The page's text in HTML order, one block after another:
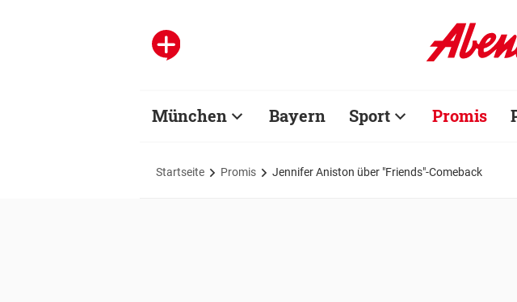
München Bayern Sport Promis
Startseite Promis Jennifer Aniston über "Friends"-Comeback